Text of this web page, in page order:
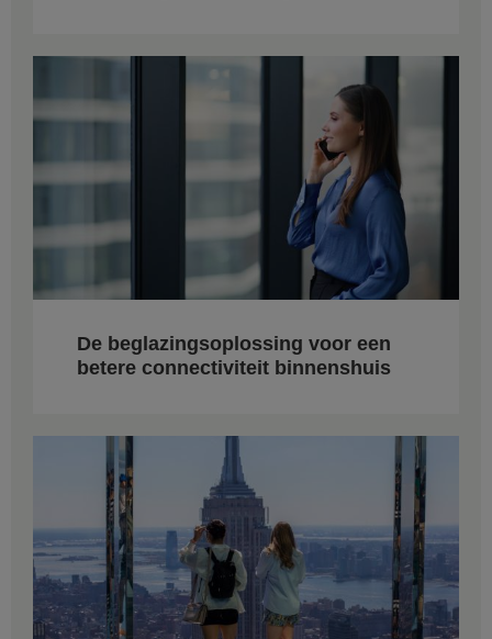
De beglazingsoplossing voor een
betere connectiviteit binnenshuis